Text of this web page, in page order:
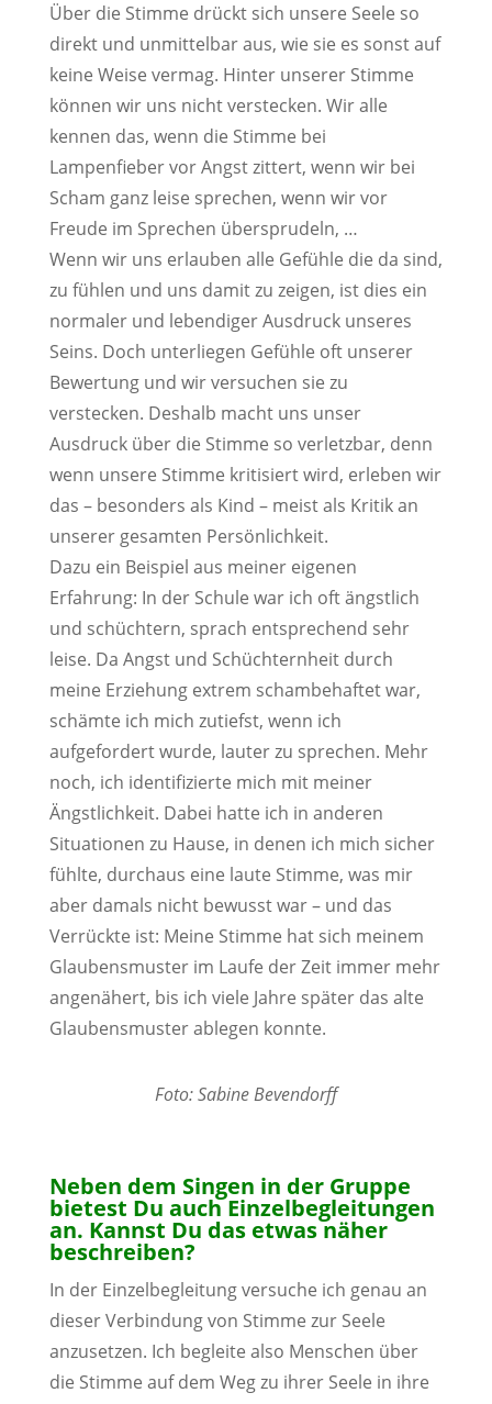
Über die Stimme drückt sich unsere Seele so
direkt und unmittelbar aus, wie sie es sonst auf
keine Weise vermag. Hinter unserer Stimme
können wir uns nicht verstecken. Wir alle
kennen das, wenn die Stimme bei
Lampenfieber vor Angst zittert, wenn wir bei
Scham ganz leise sprechen, wenn wir vor
Freude im Sprechen übersprudeln, …
Wenn wir uns erlauben alle Gefühle die da sind,
zu fühlen und uns damit zu zeigen, ist dies ein
normaler und lebendiger Ausdruck unseres
Seins. Doch unterliegen Gefühle oft unserer
Bewertung und wir versuchen sie zu
verstecken. Deshalb macht uns unser
Ausdruck über die Stimme so verletzbar, denn
wenn unsere Stimme kritisiert wird, erleben wir
das – besonders als Kind – meist als Kritik an
unserer gesamten Persönlichkeit.
Dazu ein Beispiel aus meiner eigenen
Erfahrung: In der Schule war ich oft ängstlich
und schüchtern, sprach entsprechend sehr
leise. Da Angst und Schüchternheit durch
meine Erziehung extrem schambehaftet war,
schämte ich mich zutiefst, wenn ich
aufgefordert wurde, lauter zu sprechen. Mehr
noch, ich identifizierte mich mit meiner
Ängstlichkeit. Dabei hatte ich in anderen
Situationen zu Hause, in denen ich mich sicher
fühlte, durchaus eine laute Stimme, was mir
aber damals nicht bewusst war – und das
Verrückte ist: Meine Stimme hat sich meinem
Glaubensmuster im Laufe der Zeit immer mehr
angenähert, bis ich viele Jahre später das alte
Glaubensmuster ablegen konnte.
Foto: Sabine Bevendorff
Neben dem Singen in der Gruppe
bietest Du auch Einzelbegleitungen
an. Kannst Du das etwas näher
beschreiben?
In der Einzelbegleitung versuche ich genau an
dieser Verbindung von Stimme zur Seele
anzusetzen. Ich begleite also Menschen über
die Stimme auf dem Weg zu ihrer Seele in ihre